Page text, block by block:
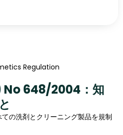
No 648/2004：知
の洗剤とクリーニング製品を規制